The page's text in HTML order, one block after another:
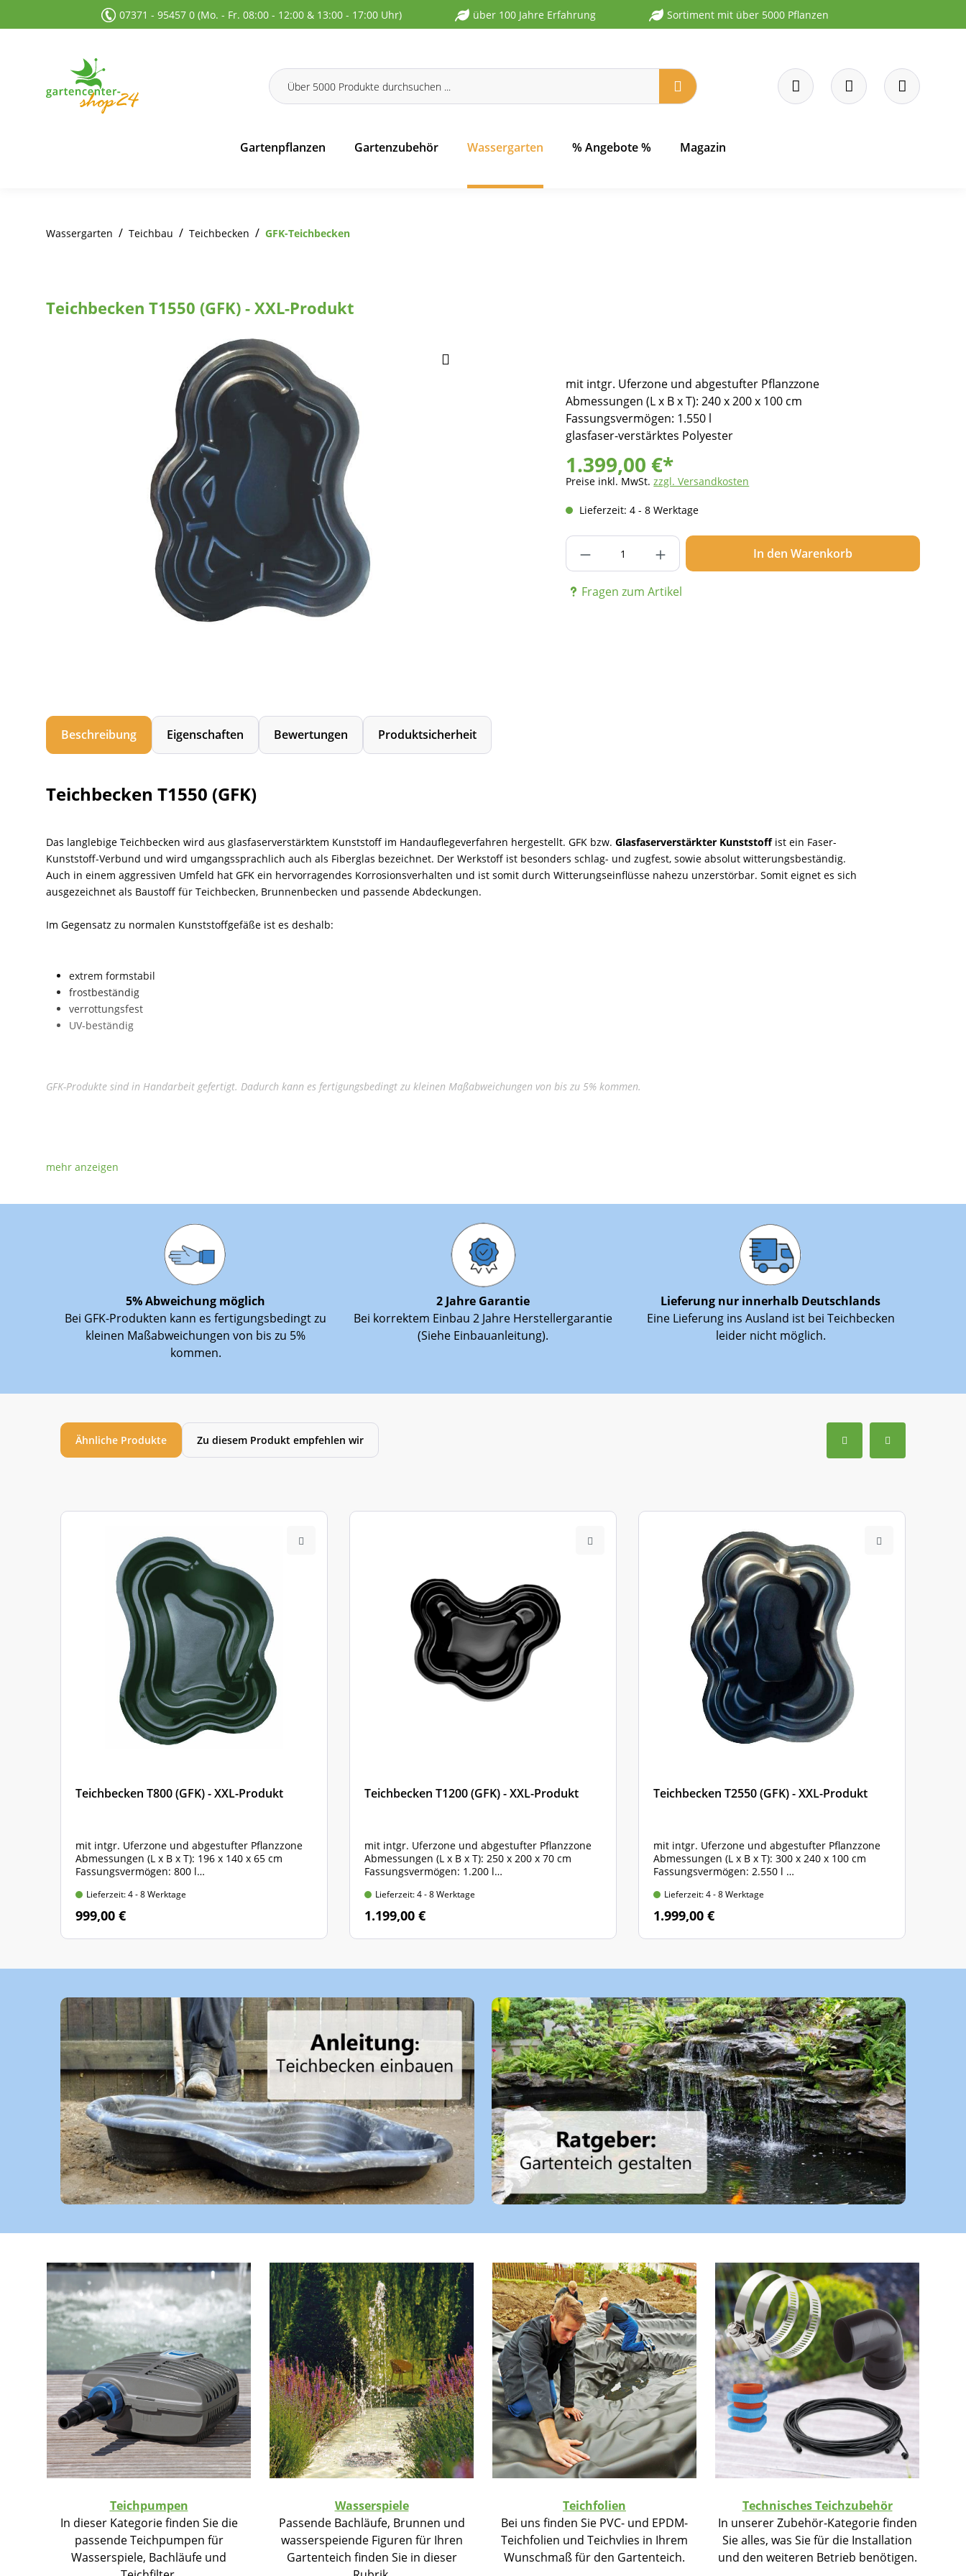
Zur Hauptnavigation springen
07371 - 95457 0 (Mo. - Fr. 08:00 - 12:00 & 13:00 - 17:00 Uhr) über 100 Jahre Erfahrung Sortiment mit über 5000 Pflanzen
Gartenpflanzen Gartenzubehör Wassergarten % Angebote % Magazin
Wassergarten / Teichbau / Teichbecken / GFK-Teichbecken
Teichbecken T1550 (GFK) - XXL-Produkt
mit intgr. Uferzone und abgestufter Pflanzzone
Abmessungen (L x B x T): 240 x 200 x 100 cm
Fassungsvermögen: 1.550 l
glasfaser-verstärktes Polyester
1.399,00 €*
Preise inkl. MwSt.zzgl. Versandkosten
Lieferzeit: 4 - 8 Werktage
Produkt Anzahl: Gib den gewünschten Wert ein
In den Warenkorb
Fragen zum Artikel
Beschreibung Eigenschaften Bewertungen Produktsicherheit
Teichbecken T1550 (GFK)
Das langlebige Teichbecken wird aus glasfaserverstärktem Kunststoff im Handauflegeverfahren hergestellt. GFK bzw. Glasfaserverstärkter Kunststoffist ein Faser-
Kunststoff-Verbund und wird umgangssprachlich auch als Fiberglas bezeichnet. Der Werkstoff ist besonders schlag- und zugfest, sowie absolut witterungsbeständig.
Auch in einem aggressiven Umfeld hat GFK ein hervorragendes Korrosionsverhalten und ist somit durch Witterungseinflüsse nahezu unzerstörbar. Somit eignet es sich
ausgezeichnet als Baustoff für Teichbecken, Brunnenbecken und passende Abdeckungen.
Im Gegensatz zu normalen Kunststoffgefäße ist es deshalb:
extrem formstabil
frostbeständig
verrottungsfest
UV-beständig
GFK-Produkte sind in Handarbeit gefertigt. Dadurch kann es fertigungsbedingt zu kleinen Maßabweichungen von bis zu 5% kommen.
Gewicht:
ca. 32 kg
18 cm
38 cm
100 cm
Abmessungen Teichboden:
X 135 cm; Y 60 cm
Randbreite ca.:
R 10 cm
2 Jahre Garantie bei richtigem Einbau
5% Abweichung möglich
Bei GFK-Produkten kann es fertigungsbedingt zu
kleinen Maßabweichungen von bis zu 5%
kommen.
2 Jahre Garantie
Bei korrektem Einbau 2 Jahre Herstellergarantie
(Siehe Einbauanleitung).
Lieferung nur innerhalb Deutschlands
Eine Lieferung ins Ausland ist bei Teichbecken
leider nicht möglich.
Ähnliche Produkte Zu diesem Produkt empfehlen wir
Teichbecken T800 (GFK) - XXL-Produkt
mit intgr. Uferzone und abgestufter Pflanzzone
Abmessungen (L x B x T): 196 x 140 x 65 cm
Fassungsvermögen: 800 l
Lieferzeit: 4 - 8 Werktage
999,00 €
Teichbecken T1200 (GFK) - XXL-Produkt
mit intgr. Uferzone und abgestufter Pflanzzone
Abmessungen (L x B x T): 250 x 200 x 70 cm
Fassungsvermögen: 1.200 l
Lieferzeit: 4 - 8 Werktage
1.199,00 €
Teichbecken T2550 (GFK) - XXL-Produkt
mit intgr. Uferzone und abgestufter Pflanzzone
Abmessungen (L x B x T): 300 x 240 x 100 cm
Fassungsvermögen: 2.550 l
Lieferzeit: 4 - 8 Werktage
1.999,00 €
Teichpumpen
In dieser Kategorie finden Sie die
passende Teichpumpen für
Wasserspiele, Bachläufe und
Wasserspiele
Passende Bachläufe, Brunnen und
wasserspeiende Figuren für Ihren
Gartenteich finden Sie in dieser
Teichfolien
Bei uns finden Sie PVC- und EPDM-
Teichfolien und Teichvlies in Ihrem
Wunschmaß für den Gartenteich.
Technisches Teichzubehör
In unserer Zubehör-Kategorie finden
Sie alles, was Sie für die Installation
und den weiteren Betrieb benötigen.